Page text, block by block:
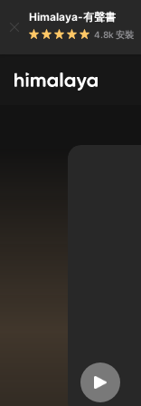
Himalaya-有聲書
4.8k 安裝